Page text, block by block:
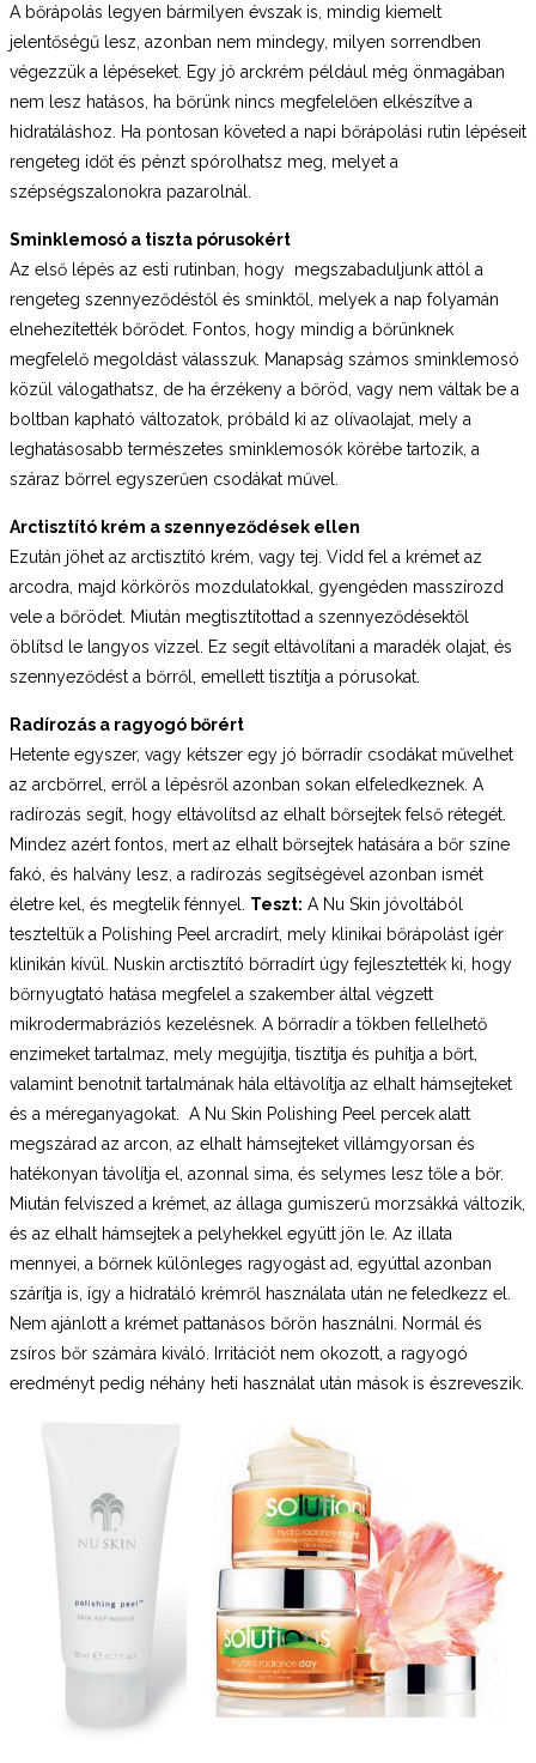
A bőrápolás legyen bármilyen évszak is, mindig kiemelt
jelentőségű lesz, azonban nem mindegy, milyen sorrendben
végezzük a lépéseket. Egy jó arckrém például még önmagában
nem lesz hatásos, ha bőrünk nincs megfelelően elkészítve a
hidratáláshoz. Ha pontosan követed a napi bőrápolási rutin lépéseit
rengeteg időt és pénzt spórolhatsz meg, melyet a
szépségszalonokra pazarolnál.
Sminklemosó a tiszta pórusokért
Az első lépés az esti rutinban, hogy megszabaduljunk attól a
rengeteg szennyeződéstől és sminktől, melyek a nap folyamán
elnehezítették bőrödet. Fontos, hogy mindig a bőrünknek
megfelelő megoldást válasszuk. Manapság számos sminklemosó
közül válogathatsz, de ha érzékeny a bőröd, vagy nem váltak be a
boltban kapható változatok, próbáld ki az olívaolajat, mely a
leghatásosabb természetes sminklemosók körébe tartozik, a
száraz bőrrel egyszerűen csodákat művel.
Arctisztító krém a szennyeződések ellen
Ezután jöhet az arctisztító krém, vagy tej. Vidd fel a krémet az
arcodra, majd körkörös mozdulatokkal, gyengéden masszírozd
vele a bőrödet. Miután megtisztítottad a szennyeződésektől
öblítsd le langyos vízzel. Ez segít eltávolítani a maradék olajat, és
szennyeződést a bőrről, emellett tisztítja a pórusokat.
Radírozás a ragyogó bőrért
Hetente egyszer, vagy kétszer egy jó bőrradír csodákat művelhet
az arcbőrrel, erről a lépésről azonban sokan elfeledkeznek. A
radírozás segít, hogy eltávolítsd az elhalt bőrsejtek felső rétegét.
Mindez azért fontos, mert az elhalt bőrsejtek hatására a bőr színe
fakó, és halvány lesz, a radírozás segítségével azonban ismét
életre kel, és megtelik fénnyel. Teszt: A Nu Skin jóvoltából
teszteltük a Polishing Peel arcradírt, mely klinikai bőrápolást ígér
klinikán kívül. Nuskin arctisztító bőrradírt úgy fejlesztették ki, hogy
bőrnyugtató hatása megfelel a szakember által végzett
mikrodermabráziós kezelésnek. A bőrradír a tökben fellelhető
enzimeket tartalmaz, mely megújítja, tisztítja és puhítja a bőrt,
valamint benotnit tartalmának hála eltávolítja az elhalt hámsejteket
és a méreganyagokat. A Nu Skin Polishing Peel percek alatt
megszárad az arcon, az elhalt hámsejteket villámgyorsan és
hatékonyan távolítja el, azonnal sima, és selymes lesz tőle a bőr.
Miután felviszed a krémet, az állaga gumiszerű morzsákká változik,
és az elhalt hámsejtek a pelyhekkel együtt jön le. Az illata
mennyei, a bőrnek különleges ragyogást ad, egyúttal azonban
szárítja is, így a hidratáló krémről használata után ne feledkezz el.
Nem ajánlott a krémet pattanásos bőrön használni. Normál és
zsíros bőr számára kiváló. Irritációt nem okozott, a ragyogó
eredményt pedig néhány heti használat után mások is észreveszik.